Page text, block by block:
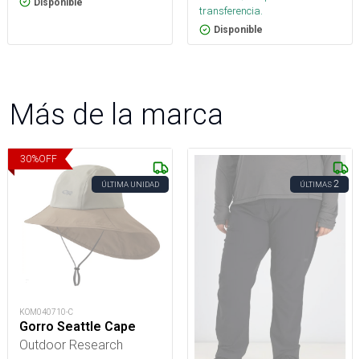
transferencia.
Disponible
Más de la marca
30%OFF
ÚLTIMA UNIDAD
KOM040710-C
Gorro Seattle Cape
Outdoor Research
ÚLTIMAS2